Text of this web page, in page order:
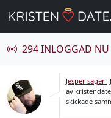
294 INLOGGAD NU
Jesper säger:
av
skickade